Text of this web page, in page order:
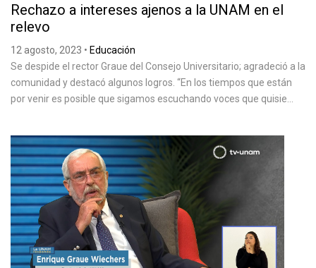
Rechazo a intereses ajenos a la UNAM en el
relevo
12 agosto, 2023 • Educación
Se despide el rector Graue del Consejo Universitario; agradeció a la
comunidad y destacó algunos logros. “En los tiempos que están
por venir es posible que sigamos escuchando voces que quisie...